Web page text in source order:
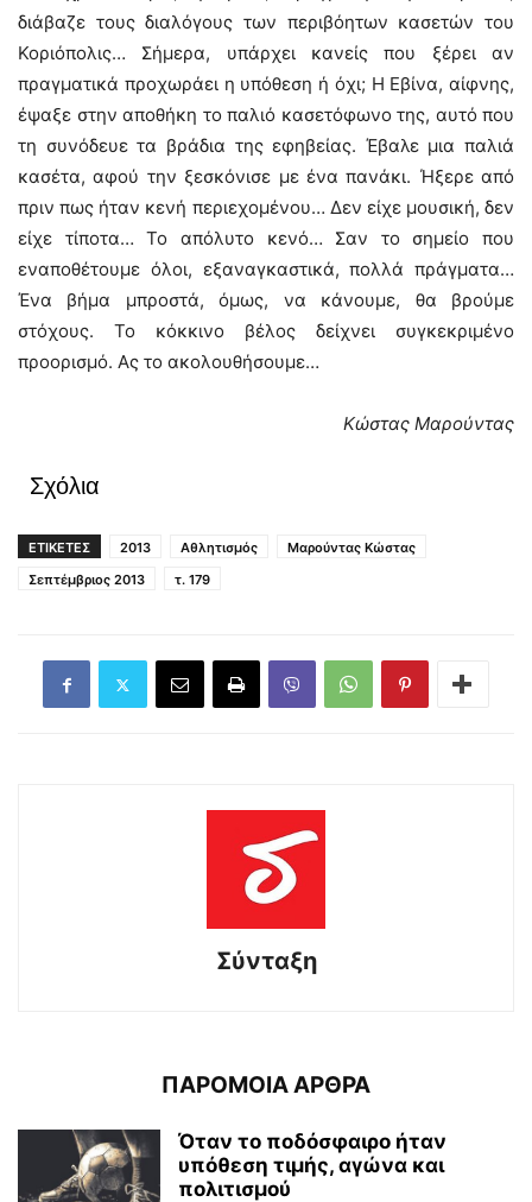
διάβαζε τους διαλόγους των περιβόητων κασετών του
Κοριόπολις… Σήμερα, υπάρχει κανείς που ξέρει αν
πραγματικά προχωράει η υπόθεση ή όχι; Η Εβίνα, αίφνης,
έψαξε στην αποθήκη το παλιό κασετόφωνο της, αυτό που
τη συνόδευε τα βράδια της εφηβείας. Έβαλε μια παλιά
κασέτα, αφού την ξεσκόνισε με ένα πανάκι. Ήξερε από
πριν πως ήταν κενή περιεχομένου… Δεν είχε μουσική, δεν
είχε τίποτα… Το απόλυτο κενό… Σαν το σημείο που
εναποθέτουμε όλοι, εξαναγκαστικά, πολλά πράγματα…
Ένα βήμα μπροστά, όμως, να κάνουμε, θα βρούμε
στόχους. Το κόκκινο βέλος δείχνει συγκεκριμένο
προορισμό. Ας το ακολουθήσουμε…
Κώστας Μαρούντας
Σχόλια
ΕΤΙΚΕΤΕΣ 2013 Αθλητισμός
Μαρούντας Κώστας
Σεπτέμβριος 2013
τ. 179
Σύνταξη
ΠΑΡΟΜΟΙΑ ΑΡΘΡΑ
Όταν το ποδόσφαιρο ήταν
υπόθεση τιμής, αγώνα και
πολιτισμού